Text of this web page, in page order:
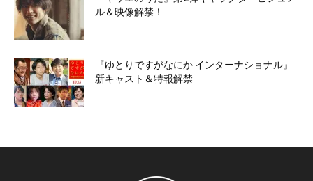
ル＆映像解禁！
『ゆとりですがなにか インターナショナル』
新キャスト＆特報解禁